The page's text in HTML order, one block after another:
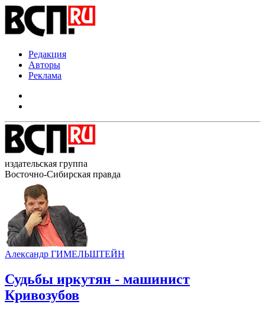
Редакция
Авторы
Реклама
издательская группа
Восточно-Сибирская правда
Александр ГИМЕЛЬШТЕЙН
Судьбы иркутян - машинист
Кривозубов